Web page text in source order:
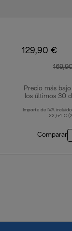
129,90 €
Precio más bajo
los últimos 30
Importe de IVA
22,54 €
Comparar